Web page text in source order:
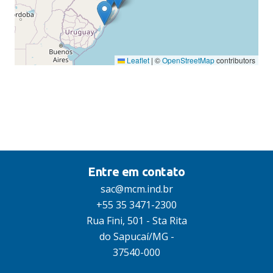
E-mail: alessandro@alltronic.com.br
AMORIM ENGENHARIA
COMERCIO ELETRICO LTDA -
Telefone: 38316300
AMPSERV - SERVICOS E
COMERCIO EM
EQUIPAMENTOS ELETRONICO
Leaflet | ©OpenStreetMapcontributors
Entre em contato
sac@mcm.ind.br
+55 35 3471-2300
Rua Fini, 501 - Sta Rita
do Sapucaí/MG -
37540-000